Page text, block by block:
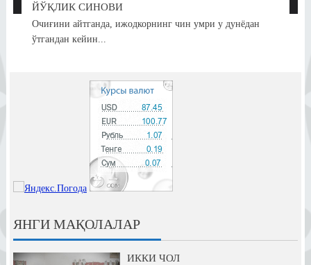
ЙЎҚЛИК СИНОВИ
Очиғини айтганда, ижодкорнинг чин умри у дунёдан
ўтгандан кейин...
ЯНГИ МАҚОЛАЛАР
ИККИ ЧОЛ